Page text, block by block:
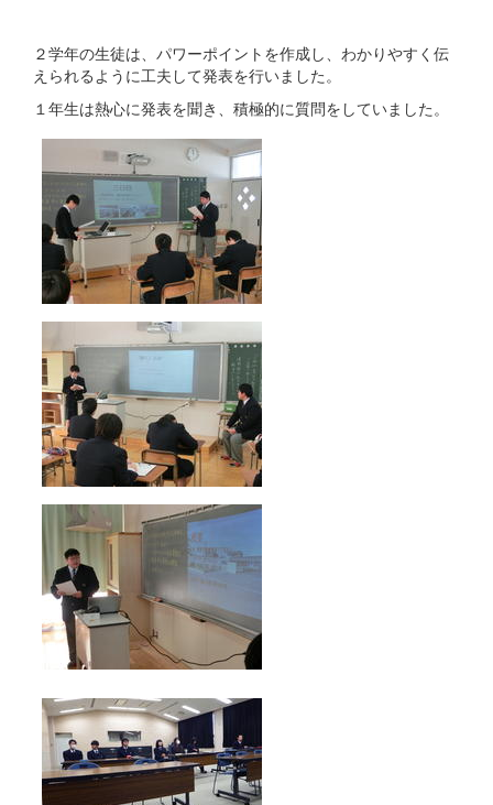
２学年の生徒は、パワーポイントを作成し、わかりやすく伝
えられるように工夫して発表を行いました。
１年生は熱心に発表を聞き、積極的に質問をしていました。